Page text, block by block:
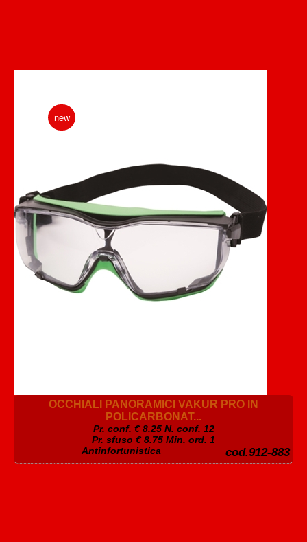
new
OCCHIALI PANORAMICI VAKUR PRO IN
POLICARBONAT...
Pr. conf. €8.25N. conf. 12
Pr. sfuso € 8.75 Min. ord. 1
Antinfortunistica
cod.912-883